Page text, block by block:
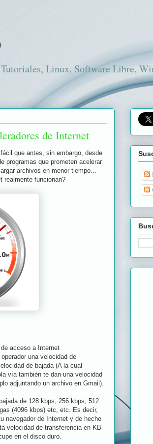
Linux, Software Libre,
de Internet
que antes, sin embargo, desde
programas que prometen acelerar
archivos en menor tiempo...
realmente funcionan?
acceso a Internet
una velocidad de
de bajada (A la cual
vía también te dan una velocidad
adjuntando un archivo en Gmail).
de 128 kbps, 256 kbps, 512
(4096 kbps) etc, etc. Es decir,
navegador de Internet y de hecho
velocidad de transferencia en KB
en el disco duro.